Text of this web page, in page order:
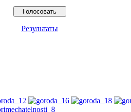
Результаты